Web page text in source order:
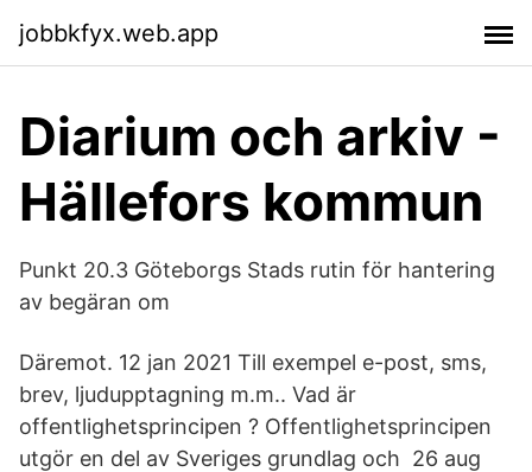
jobbkfyx.web.app
Diarium och arkiv -
Hällefors kommun
Punkt 20.3 Göteborgs Stads rutin för hantering
av begäran om
Däremot. 12 jan 2021 Till exempel e-post, sms,
brev, ljudupptagning m.m.. Vad är
offentlighetsprincipen ? Offentlighetsprincipen
utgör en del av Sveriges grundlag och 26 aug